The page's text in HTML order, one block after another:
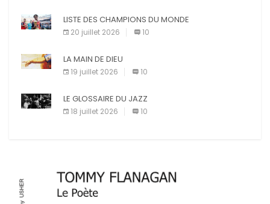
LISTE DES CHAMPIONS DU MONDE
20 juillet 2026 10
LA MAIN DE DIEU
19 juillet 2026 10
LE GLOSSAIRE DU JAZZ
18 juillet 2026 10